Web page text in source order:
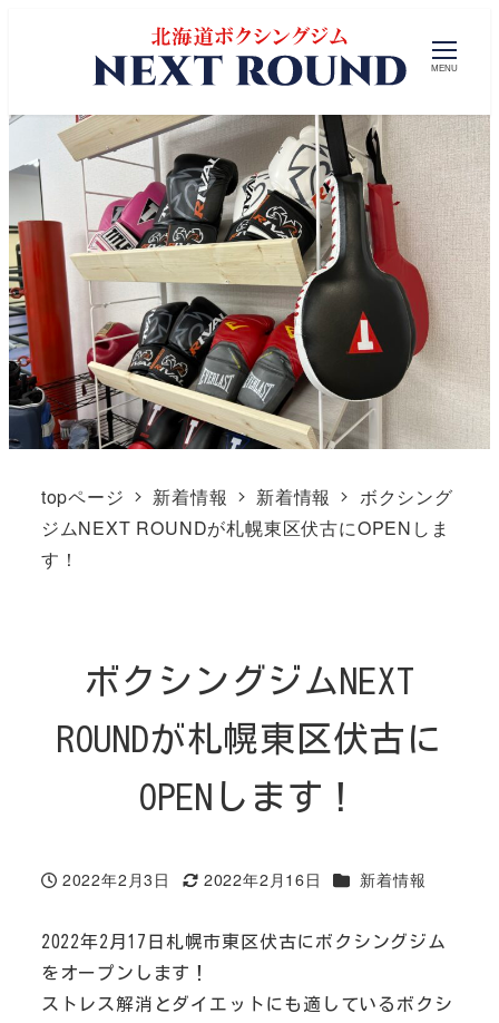
MENU
topページ 新着情報 新着情報
ボクシング
ジムNEXT ROUNDが札幌東区伏古にOPENしま
す！
ボクシングジムNEXT
ROUNDが札幌東区伏古に
OPENします！
投稿日
2022年2月3日
更新日
2022年2月16日 カテゴリー
新着情報
2022年2月17日札幌市東区伏古にボクシングジム
をオープンします！
ストレス解消とダイエットにも適しているボクシ